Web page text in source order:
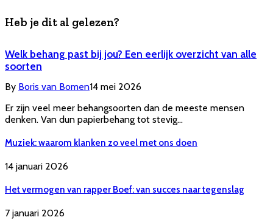
Heb je dit al gelezen?
Welk behang past bij jou? Een eerlijk overzicht van alle
soorten
By Boris van Bomen14 mei 2026
Er zijn veel meer behangsoorten dan de meeste mensen
denken. Van dun papierbehang tot stevig…
Muziek: waarom klanken zo veel met ons doen
14 januari 2026
Het vermogen van rapper Boef: van succes naar tegenslag
7 januari 2026